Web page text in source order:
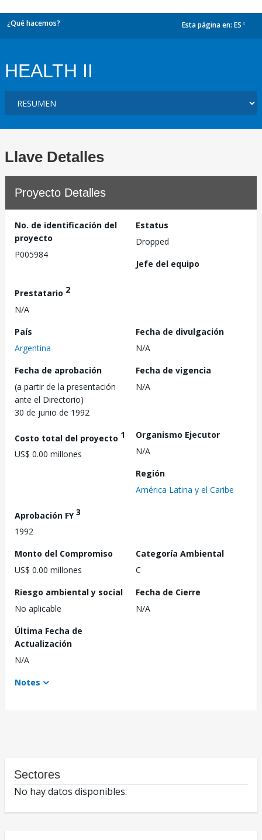
¿Qué hacemos? Esta página en: ES
HEALTH II
Llave Detalles
Proyecto Detalles
No. de identificación del
proyecto
P005984
Estatus
Dropped
Jefe del equipo
Prestatario 2
N/A
País
Argentina
Fecha de divulgación
N/A
Fecha de aprobación
(a partir de la presentación
ante el Directorio)
30 de junio de 1992
Fecha de vigencia
N/A
Costo total del proyecto 1
US$ 0.00 millones
Organismo Ejecutor
N/A
Región
América Latina y el Caribe
Aprobación FY3
1992
Monto del Compromiso
US$ 0.00 millones
Categoría Ambiental
C
Riesgo ambiental y social
No aplicable
Fecha de Cierre
N/A
Última Fecha de
Actualización
N/A
Notes
Sectores
No hay datos disponibles.